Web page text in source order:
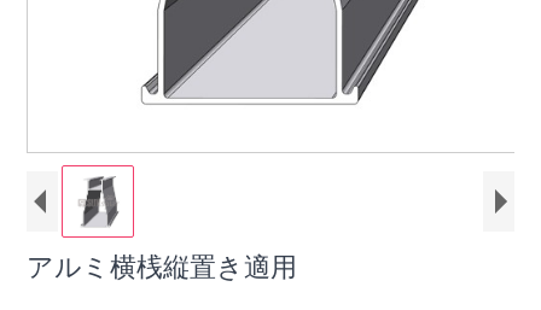
アルミ横桟縦置き適用